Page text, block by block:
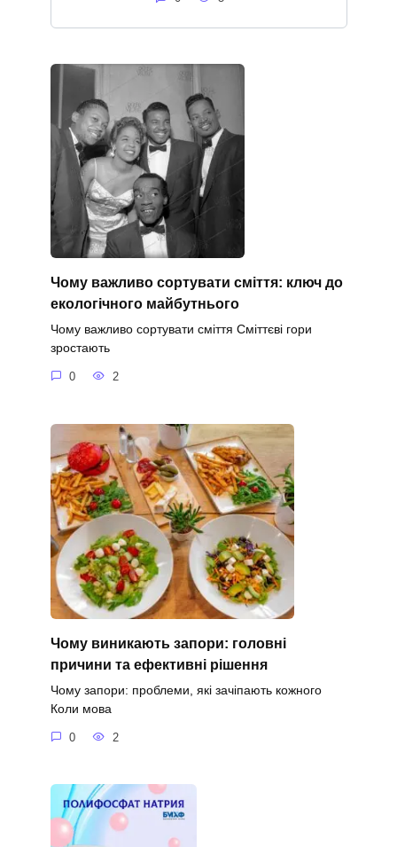
Чому важливо сортувати сміття: ключ до
екологічного майбутнього
Чому важливо сортувати сміття Сміттєві гори
зростають
0 2
Чому виникають запори: головні
причини та ефективні рішення
Чому запори: проблеми, які зачіпають кожного
Коли мова
0 2